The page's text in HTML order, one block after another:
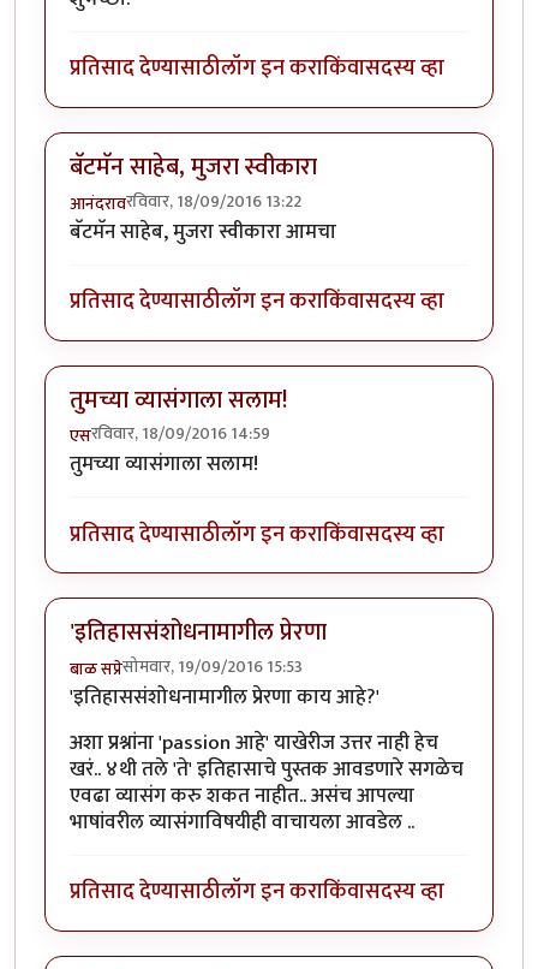
प्रतिसाद देण्यासाठीलॉग इन कराकिंवासदस्य व्हा
बॅटमॅन साहेब, मुजरा स्वीकारा
आनंदरावरविवार, 18/09/2016 13:22
बॅटमॅन साहेब, मुजरा स्वीकारा आमचा
प्रतिसाद देण्यासाठीलॉग इन कराकिंवासदस्य व्हा
तुमच्या व्यासंगाला सलाम!
एसरविवार, 18/09/2016 14:59
तुमच्या व्यासंगाला सलाम!
प्रतिसाद देण्यासाठीलॉग इन कराकिंवासदस्य व्हा
'इतिहाससंशोधनामागील प्रेरणा
बाळ सप्रेसोमवार, 19/09/2016 15:53
'इतिहाससंशोधनामागील प्रेरणा काय आहे?'
अशा प्रश्नांना 'passion आहे' याखेरीज उत्तर नाही हेच
खरं.. ४थी तले 'ते' इतिहासाचे पुस्तक आवडणारे सगळेच
एवढा व्यासंग करु शकत नाहीत.. असंच आपल्या
भाषांवरील व्यासंगाविषयीही वाचायला आवडेल ..
प्रतिसाद देण्यासाठीलॉग इन कराकिंवासदस्य व्हा